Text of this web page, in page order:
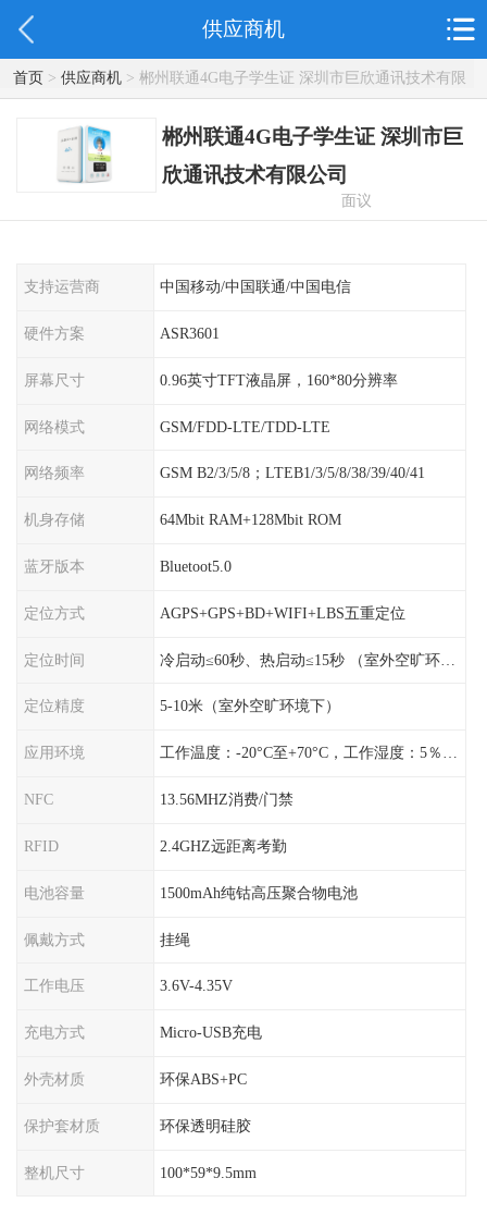
供应商机
首页> 供应商机> 郴州联通4G电子学生证 深圳市巨欣通讯技术有限
公司
郴州联通4G电子学生证 深圳市巨
欣通讯技术有限公司
面议
支持运营商 中国移动/中国联通/中国电信
硬件方案 ASR3601
屏幕尺寸 0.96英寸TFT液晶屏，160*80分辨率
网络模式 GSM/FDD-LTE/TDD-LTE
网络频率 GSM B2/3/5/8；LTEB1/3/5/8/38/39/40/41
机身存储 64Mbit RAM+128Mbit ROM
蓝牙版本 Bluetoot5.0
定位方式 AGPS+GPS+BD+WIFI+LBS五重定位
定位时间
定位精度 5-10米（室外空旷环境下）
应用环境 工作温度：-20°C至+70°C，工作湿度：5％〜95％RH
NFC 13.56MHZ消费/门禁
RFID 2.4GHZ远距离考勤
电池容量 1500mAh纯钴高压聚合物电池
佩戴方式 挂绳
工作电压 3.6V-4.35V
充电方式 Micro-USB充电
外壳材质 环保ABS+PC
保护套材质 环保透明硅胶
整机尺寸 100*59*9.5mm